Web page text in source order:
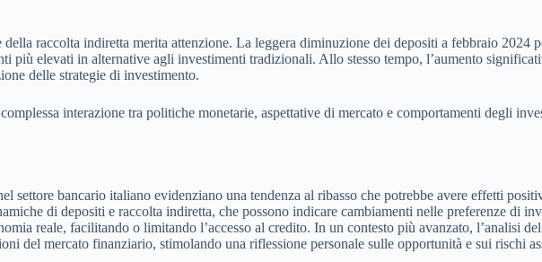
raccolta indiretta merita attenzione. La leggera diminuzione dei depositi a febbraio 2024
più elevati in alternative agli investimenti tradizionali. Allo stesso tempo, l’aumento
delle strategie di investimento.
interazione tra politiche monetarie, aspettative di mercato e comportamenti degli
settore bancario italiano evidenziano una tendenza al ribasso che potrebbe avere effetti
di depositi e raccolta indiretta, che possono indicare cambiamenti nelle preferenze di
reale, facilitando o limitando l’accesso al credito. In un contesto più avanzato, l’analisi
del mercato finanziario, stimolando una riflessione personale sulle opportunità e sui rischi